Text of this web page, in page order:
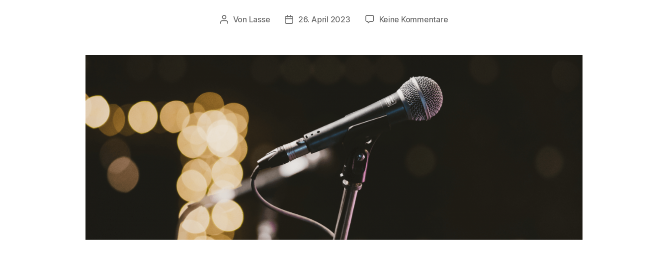
Beitragsautor
Von Lasse Beitragsdatum
26. April 2023 Keine Kommentarezu
Erfahrungsbericht: